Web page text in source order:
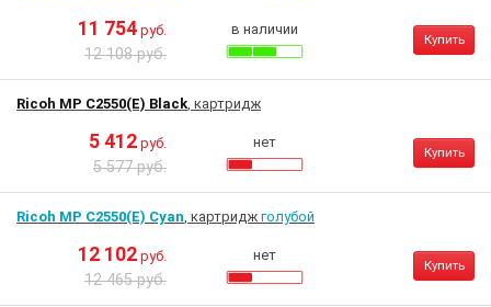
11 754 руб.
12 108 руб.
в наличии
Купить
Ricoh MP C2550(E) Black, картридж
5 412 руб.
5 577 руб.
нет
Купить
Ricoh MP C2550(E) Cyan, картридж голубой
12 102 руб.
12 465 руб.
нет
Купить